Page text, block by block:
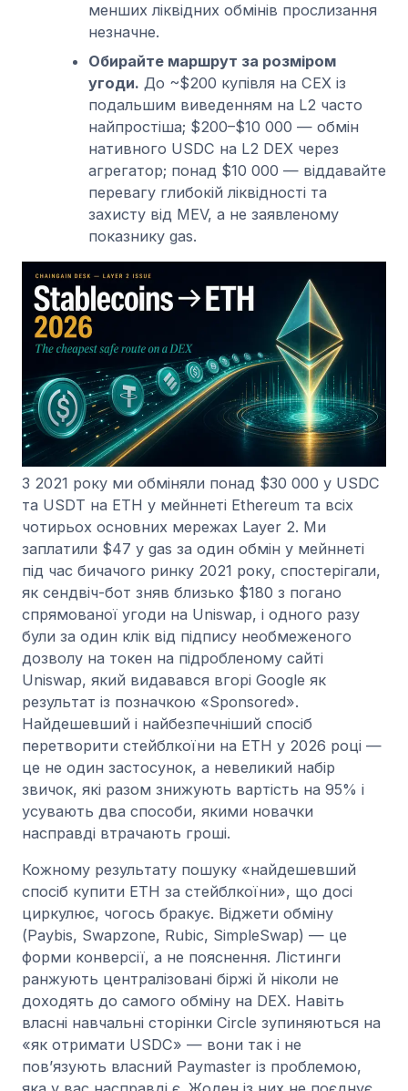
менших ліквідних обмінів прослизання
незначне.
Обирайте маршрут за розміром
угоди. До ~$200 купівля на CEX із
подальшим виведенням на L2 часто
найпростіша; $200–$10 000 — обмін
нативного USDC на L2 DEX через
агрегатор; понад $10 000 — віддавайте
перевагу глибокій ліквідності та
захисту від MEV, а не заявленому
показнику gas.
З 2021 року ми обміняли понад $30 000 у USDC
та USDT на ETH у мейннеті Ethereum та всіх
чотирьох основних мережах Layer 2. Ми
заплатили $47 у gas за один обмін у мейннеті
під час бичачого ринку 2021 року, спостерігали,
як сендвіч-бот зняв близько $180 з погано
спрямованої угоди на Uniswap, і одного разу
були за один клік від підпису необмеженого
дозволу на токен на підробленому сайті
Uniswap, який видавався вгорі Google як
результат із позначкою «Sponsored».
Найдешевший і найбезпечніший спосіб
перетворити стейблкоїни на ETH у 2026 році —
це не один застосунок, а невеликий набір
звичок, які разом знижують вартість на 95% і
усувають два способи, якими новачки
насправді втрачають гроші.
Кожному результату пошуку «найдешевший
спосіб купити ETH за стейблкоїни», що досі
циркулює, чогось бракує. Віджети обміну
(Paybis, Swapzone, Rubic, SimpleSwap) — це
форми конверсії, а не пояснення. Лістинги
ранжують централізовані біржі й ніколи не
доходять до самого обміну на DEX. Навіть
власні навчальні сторінки Circle зупиняються на
«як отримати USDC» — вони так і не
пов’язують власний Paymaster із проблемою,